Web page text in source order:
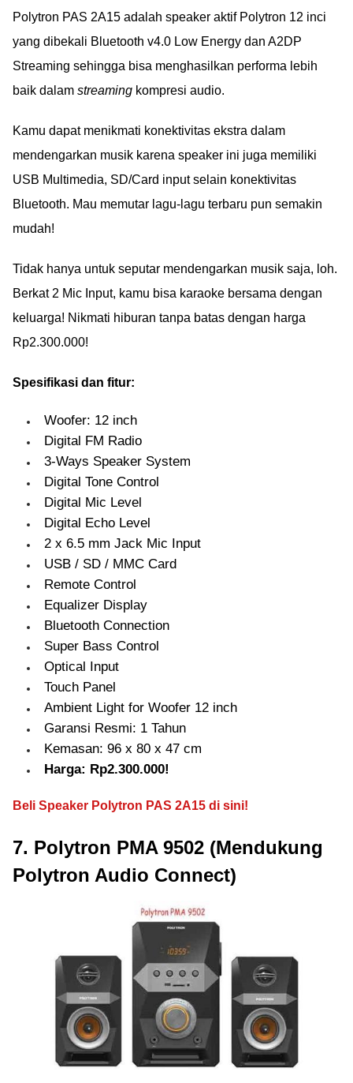
Polytron PAS 2A15 adalah speaker aktif Polytron 12 inci
yang dibekali Bluetooth v4.0 Low Energy dan A2DP
Streaming sehingga bisa menghasilkan performa lebih
baik dalam streaming kompresi audio.
Kamu dapat menikmati konektivitas ekstra dalam
mendengarkan musik karena speaker ini juga memiliki
USB Multimedia, SD/Card input selain konektivitas
Bluetooth. Mau memutar lagu-lagu terbaru pun semakin
mudah!
Tidak hanya untuk seputar mendengarkan musik saja, loh.
Berkat 2 Mic Input, kamu bisa karaoke bersama dengan
keluarga! Nikmati hiburan tanpa batas dengan harga
Rp2.300.000!
Spesifikasi dan fitur:
Woofer: 12 inch
Digital FM Radio
3-Ways Speaker System
Digital Tone Control
Digital Mic Level
Digital Echo Level
2 x 6.5 mm Jack Mic Input
USB / SD / MMC Card
Remote Control
Equalizer Display
Bluetooth Connection
Super Bass Control
Optical Input
Touch Panel
Ambient Light for Woofer 12 inch
Garansi Resmi: 1 Tahun
Kemasan: 96 x 80 x 47 cm
Harga: Rp2.300.000!
Beli Speaker Polytron PAS 2A15 di sini!
7. Polytron PMA 9502 (Mendukung
Polytron Audio Connect)